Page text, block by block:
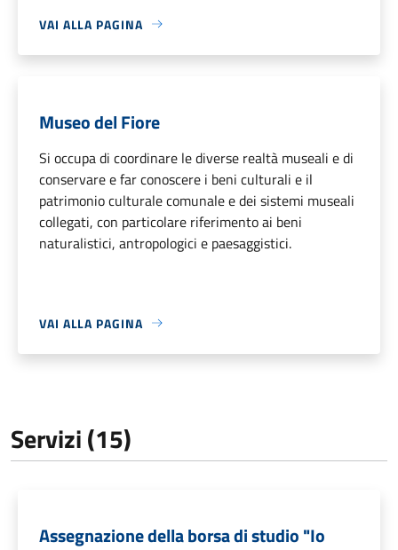
VAI ALLA PAGINA
Museo del Fiore
Si occupa di coordinare le diverse realtà museali e di
conservare e far conoscere i beni culturali e il
patrimonio culturale comunale e dei sistemi museali
collegati, con particolare riferimento ai beni
naturalistici, antropologici e paesaggistici.
VAI ALLA PAGINA
Servizi (15)
Assegnazione della borsa di studio "Io